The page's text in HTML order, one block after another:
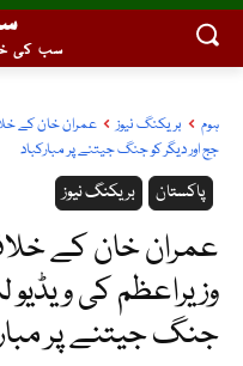
سب کی
ہوم بریکنگ نیوز
جج اور دیگر کو جنگ جیتنے پر مبارکباد
بریکنگ نیوز پاکستان
وزیراعظم کی ویڈیو
جنگ جیتنے پر